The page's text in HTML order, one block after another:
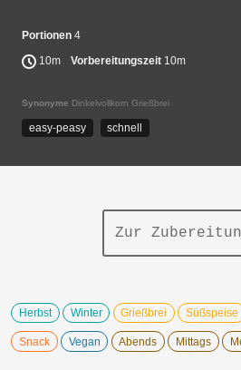
Portionen 4
10m
Vorbereitungszeit 10m
Synonyme Dinkelvollkorn Grießbrei
easy-peasy schnell
Zur
Herbst Winter Grießbrei Süßspeise
Snack Vegan Abends Mittags